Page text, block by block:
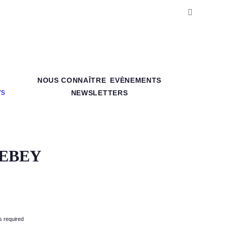
NOUS CONNAÎTRE
EVÈNEMENTS
NEWSLETTERS
required